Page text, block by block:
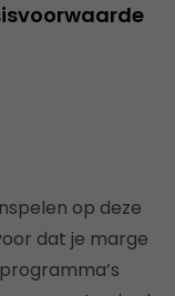
op deze
dat je marge